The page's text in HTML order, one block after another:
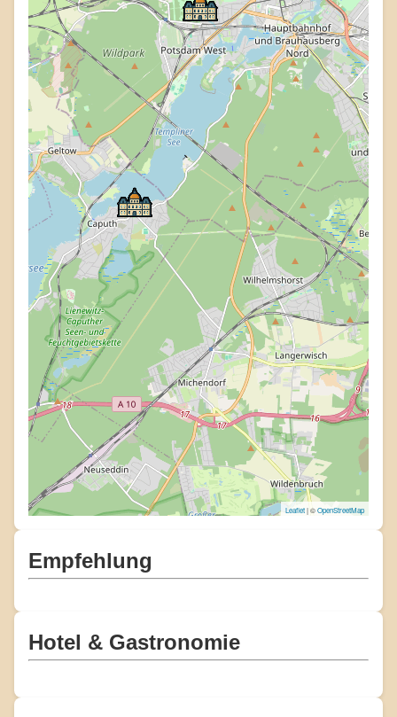
Leaflet| ©OpenStreetMap
Empfehlung
Hotel & Gastronomie